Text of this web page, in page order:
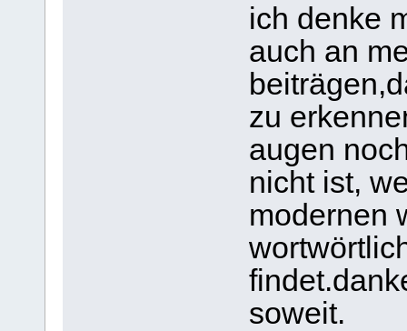
ich denke
auch an
zu
augen
nicht ist,
modernen
soweit.